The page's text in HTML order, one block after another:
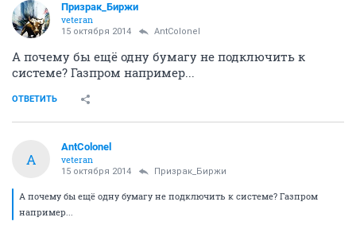
Призрак_Биржи
veteran
15 октября 2014 AntColonel
А почему бы ещё одну бумагу не подключить к
системе? Газпром например...
ОТВЕТИТЬ
A
AntColonel
veteran
15 октября 2014 Призрак_Биржи
А почему бы ещё одну бумагу не подключить к системе? Газпром
например...